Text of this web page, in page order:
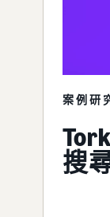
案例研
搜